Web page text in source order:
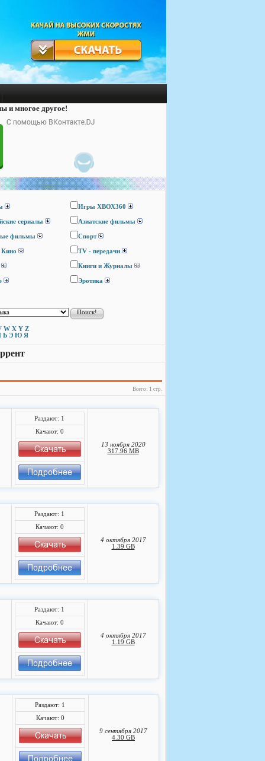
и многое другое!
Игры ХВОХ360
сериалы Азиатские фильмы
фильмы Спорт
TV - передачи
Книги и Журналы
Эротика
W X Y Z
Ь Э Ю Я
Всего: 1 стр.
Раздают: 1
Качают: 0
13 ноября 2020
317.96 MB
Раздают: 1
Качают: 0
4 октября 2017
1.39 GB
Раздают: 1
Качают: 0
4 октября 2017
1.19 GB
Раздают: 1
Качают: 0
9 сентября 2017
4.30 GB